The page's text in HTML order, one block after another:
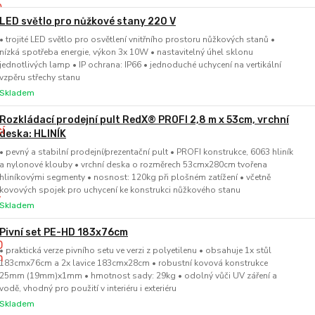
světlo pro nůžkové stany 220 V
trojité LED světlo pro osvětlení vnitřního prostoru nůžkových stanů •
spotřeba energie, výkon 3x 10W • nastavitelný úhel sklonu
lamp • IP ochrana: IP66 • jednoduché uchycení na vertikální
střechy stanu
prodejní pult RedX® PROFI 2,8 m x 53cm, vrchní
HLINÍK
pevný a stabilní prodejní/prezentační pult • PROFI konstrukce, 6063 hliník
nylonové klouby • vrchní deska o rozměrech 53cmx280cm tvořena
segmenty • nosnost: 120kg při plošném zatížení • včetně
spojek pro uchycení ke konstrukci nůžkového stanu
set PE-HD 183x76cm
praktická verze pivního setu ve verzi z polyetilenu • obsahuje 1x stůl
a 2x lavice 183cmx28cm • robustní kovová konstrukce
(19mm)x1mm • hmotnost sady: 29kg • odolný vůči UV záření a
vhodný pro použití v interiéru i exteriéru